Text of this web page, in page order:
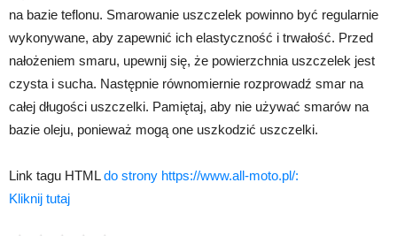
na bazie teflonu. Smarowanie uszczelek powinno być regularnie
wykonywane, aby zapewnić ich elastyczność i trwałość. Przed
nałożeniem smaru, upewnij się, że powierzchnia uszczelek jest
czysta i sucha. Następnie równomiernie rozprowadź smar na
całej długości uszczelki. Pamiętaj, aby nie używać smarów na
bazie oleju, ponieważ mogą one uszkodzić uszczelki.
Link tagu HTMLdo strony https://www.all-moto.pl/:
Kliknij tutaj